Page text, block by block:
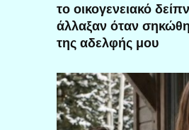
το οικογενειακό
άλλαξαν όταν
της αδελφής μου